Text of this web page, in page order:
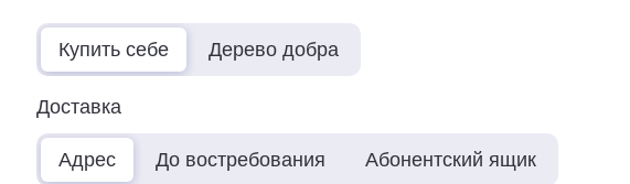
Купить себе Дерево добра
Доставка
Адрес До востребования Абонентский ящик